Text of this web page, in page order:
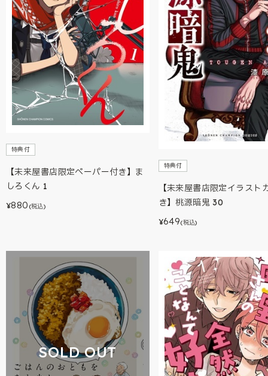
特典付
【未来屋書店限定ペーパー付き】ま
しろくん 1
¥880 (税込)
特典付
【未来屋書店限定イラスト
き】桃源暗鬼 30
¥649(税込)
SOLD OUT